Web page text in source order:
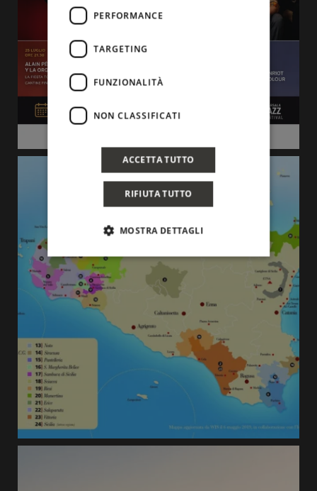
PERFORMANCE
TARGETING
FUNZIONALITÀ
NON CLASSIFICATI
ACCETTA TUTTO
RIFIUTA TUTTO
MOSTRA DETTAGLI